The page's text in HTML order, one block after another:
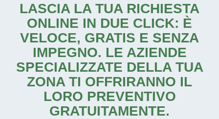
LASCIA LA TUA RICHIESTA
ONLINE IN DUE CLICK: È
VELOCE, GRATIS E SENZA
IMPEGNO. LE AZIENDE
SPECIALIZZATE DELLA TUA
ZONA TI OFFRIRANNO IL
LORO PREVENTIVO
GRATUITAMENTE.